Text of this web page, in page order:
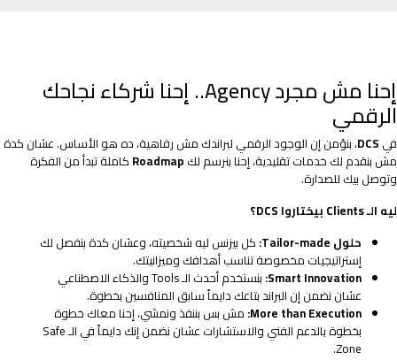
إحنا مش مجرد Agency.. إحنا شركاء نجاحك
الرقمي
في DCS، بنؤمن إن الوجود الرقمي لبراندك مش رفاهية، ده هو الأساس. عشان كدة
مش بنقدم لك خدمات تقليدية، إحنا بنرسم لك Roadmap كاملة تبدأ من الفكرة
وتوصل بيك للصدارة.
ليه الـ Clients بيختاروا DCS؟
حلول Tailor-made:
كل بيزنس ليه شخصيته، وعشان كدة بنفصل لك
إستراتيجيات مخصوصة تناسب أهدافك وميزانيتك.
Smart Innovation:
بنستخدم أحدث الـ Tools والذكاء الاصطناعي
عشان نضمن إن البراند بتاعك دايماً سابق المنافسين بخطوة.
More than Execution: مش بس بننفذ ونمشي، إحنا معاك خطوة
بخطوة بالدعم الفني والاستشارات عشان نضمن إنك دايماً في الـ Safe
Zone.